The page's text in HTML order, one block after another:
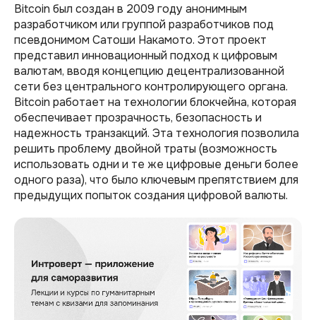
Bitcoin был создан в 2009 году анонимным
разработчиком или группой разработчиков под
псевдонимом Сатоши Накамото. Этот проект
представил инновационный подход к цифровым
валютам, вводя концепцию децентрализованной
сети без центрального контролирующего органа.
Bitcoin работает на технологии блокчейна, которая
обеспечивает прозрачность, безопасность и
надежность транзакций. Эта технология позволила
решить проблему двойной траты (возможность
использовать одни и те же цифровые деньги более
одного раза), что было ключевым препятствием для
предыдущих попыток создания цифровой валюты.